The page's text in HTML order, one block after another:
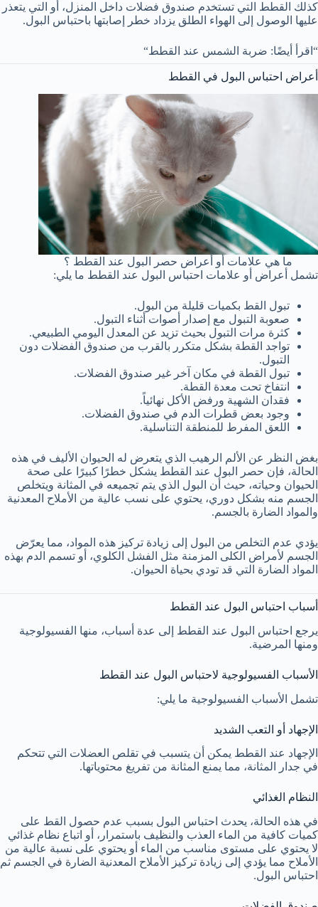
كذلك القطط التي تستخدم صندوق فضلات داخل المنزل، أو التي يتعذر
عليها الوصول إلى الهواء الطلق يزداد خطر إصابتها باحتباس البول.
“اقرأ أيضًا: ضربة الشمس عند القطط“
أعراض احتباس البول في القطط
ما هي علامات أو أعراض حصر البول عند القطط ؟
تشمل أعراض أو علامات احتباس البول عند القطط ما يلي:
تبول القط بكميات قليلة من البول.
صعوبة التبول مع إصدار أصوات أثناء التبول.
كثرة مرات التبول بحيث تزيد عن المعدل اليومي الطبيعي.
تواجد القطة بشكل متكرر بالقرب من صندوق الفضلات دون
التبول.
تبول القطة في مكان آخر غير صندوق الفضلات.
انتفاخ تحت معدة القطة.
فقدان الشهية ورفض الأكل نهائياً.
وجود بعض قطرات الدم في صندوق الفضلات.
اللعق المفرط للمنطقة التناسلية.
بغض النظر عن الألم الرهيب الذي يتعرض له الحيوان الأليف في هذه
الحالة، فإن حصر البول عند القطط يشكل خطرًا كبيرًا على صحة
الحيوان وحياته، حيث أن البول الذي يتم تجميعه في المثانة ويتخلص
الجسم منه بشكل دوري، يحتوي على نسب عالية من الأملاح المعدنية
والمواد الضارة بالجسم.
يؤدي عدم التخلص من البول إلى زيادة تركيز هذه المواد، مما يعرّض
الجسم لأمراض الكلى المزمنة مثل الفشل الكلوي، أو تسمم الدم بهذه
المواد الضارة التي قد تودي بحياة الحيوان.
أسباب احتباس البول عند القطط
يرجع احتباس البول عند القطط إلى عدة أسباب، منها الفسيولوجية
ومنها المرضية.
الأسباب الفسيولوجية لاحتباس البول عند القطط
تشمل الأسباب الفسيولوجية ما يلي:
الإجهاد أو التعب الشديد
الإجهاد عند القطط يمكن أن يتسبب في تقلص العضلات التي تتحكم
في جدار المثانة، مما يمنع المثانة من تفريغ محتوياتها.
النظام الغذائي
في هذه الحالة، يحدث احتباس البول بسبب عدم حصول القط على
كميات كافية من الماء العذب والنظيف باستمرار، أو اتباع نظام غذائي
لا يحتوي على مستوى مناسب من الماء أو يحتوي على نسبة عالية من
الأملاح مما يؤدي إلى زيادة تركيز الأملاح المعدنية الضارة في الجسم ثم
احتباس البول.